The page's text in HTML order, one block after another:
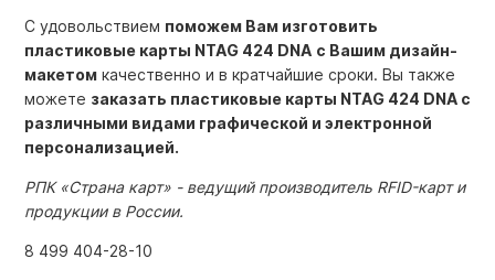
С удовольствием поможем Вам изготовить
пластиковые карты NTAG 424 DNA с Вашим дизайн-
макетом качественно и в кратчайшие сроки. Вы также
можете заказать пластиковые карты NTAG 424 DNA с
различными видами графической и электронной
персонализацией.
РПК «Страна карт» - ведущий производитель RFID-карт и
продукции в России.
8 499 404-28-10